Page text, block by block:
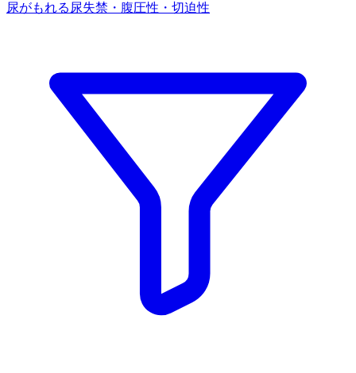
尿がもれる尿失禁・腹圧性・切迫性